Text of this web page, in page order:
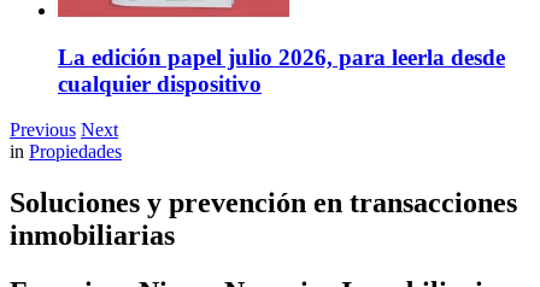
La edición papel julio 2026, para leerla desde
cualquier dispositivo
Previous Next
in Propiedades
Soluciones y prevención en transacciones
inmobiliarias